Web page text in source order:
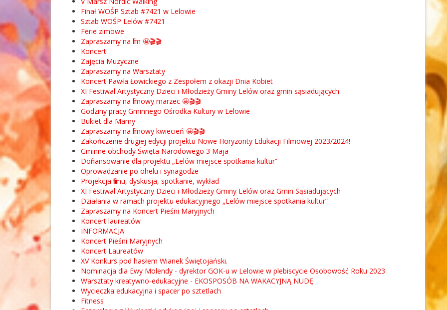
Finał WOŚP Sztab #7421 w Lelowie
Sztab WOŚP Lelów #7421
Ferie zimowe
Zapraszamy na film 🤩🎬🎬
Koncert
Zajęcia Muzyczne
Zapraszamy na Warsztaty
Koncert Pawła Łowickiego z Zespołem z okazji Dnia Kobiet
XI Festiwal Artystyczny Dzieci i Młodzieży Gminy Lelów oraz gmin sąsiadujących
Zapraszamy na filmowy marzec 🤩🎬🎬
Godziny pracy Gminnego Ośrodka Kultury w Lelowie
Bukiet dla Mamy
Zapraszamy na filmowy kwiecień 🤩🎬🎬
Zakończenie drugiej edycji projektu Nowe Horyzonty Edukacji Filmowej 2023/2024!
Gminne obchody Święta Narodowego 3 Maja
Dofinansowanie dla projektu „Lelów miejsce spotkania kultur”
Oprowadzanie po ohelu i synagodze
Projekcja filmu, dyskusja, spotkanie, wykład
XI Festiwal Artystyczny Dzieci i Młodzieży Gminy Lelów oraz Gmin Sąsiadujących
Działania w ramach projektu edukacyjnego „Lelów miejsce spotkania kultur”
Zapraszamy na Koncert Pieśni Maryjnych
Koncert laureatów
INFORMACJA
Koncert Pieśni Maryjnych
Koncert Laureatów
XV Konkurs pod hasłem Wianek Świętojański.
Nominacja dla Ewy Molendy - dyrektor GOK-u w Lelowie w plebiscycie Osobowość Roku 2023
Warsztaty kreatywno-edukacyjne - EKOSPOSÓB NA WAKACYJNĄ NUDĘ
Wycieczka edukacyjna i spacer po sztetlach
Fitness